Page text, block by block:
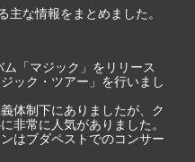
主な情報をまとめました。
「マジック」をリリース
ック・ツアー」を行いまし
体制下にありましたが、ク
非常に人気がありました。
はブダペストでのコンサー